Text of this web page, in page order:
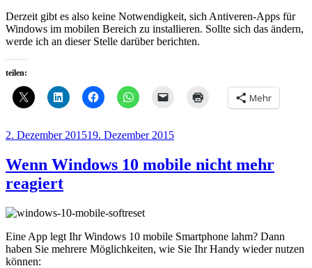
Derzeit gibt es also keine Notwendigkeit, sich Antiveren-Apps für
Windows im mobilen Bereich zu installieren. Sollte sich das ändern,
werde ich an dieser Stelle darüber berichten.
teilen:
Mehr
Veröffentlicht
2. Dezember 201519. Dezember 2015
Wenn Windows 10 mobile nicht mehr
reagiert
Eine App legt Ihr Windows 10 mobile Smartphone lahm? Dann
haben Sie mehrere Möglichkeiten, wie Sie Ihr Handy wieder nutzen
können: